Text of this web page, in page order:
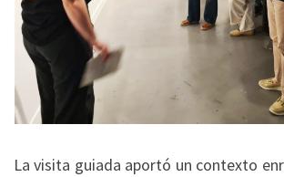
La visita guiada aportó un contexto